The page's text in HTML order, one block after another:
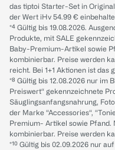
das tiptoi Starter-Set in
der Wert iHv 54.99 €
*⁴ Gültig bis 19.08.2026.
Produkte, mit SALE
Baby-Premium-Artikel sowie
kombinierbar. Preise werden
reicht. Bei 1+1 Aktionen ist das
*⁸ Gültig bis 12.08.2026 nur im
Preiswert“ gekennzeichnete
Säuglingsanfangsnahrung,
der Marke “Accessories“,
Premium- Artikel sowie Pfand.
kombinierbar. Preise werden
*¹⁰ Gültig bis 02.09.2026 nur